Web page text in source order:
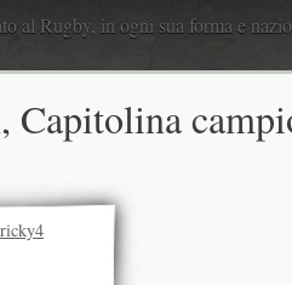
al Rugby, in ogni sua forma e
Capitolina